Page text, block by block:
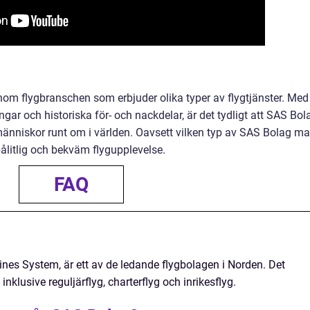
flygbranschen som erbjuder olika typer av flygtjänster. Med
och historiska för- och nackdelar, är det tydligt att SAS
runt om i världen. Oavsett vilken typ av SAS Bolag
och bekväm flygupplevelse.
FAQ
System, är ett av de ledande flygbolagen i Norden. Det
reguljärflyg, charterflyg och inrikesflyg.